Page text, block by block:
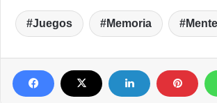
Juegos Memoria Mente